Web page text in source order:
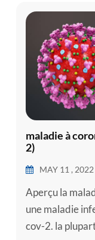
maladie à
2)
MAY 11 , 2022
Aperçu la
une maladie
cov-2. la